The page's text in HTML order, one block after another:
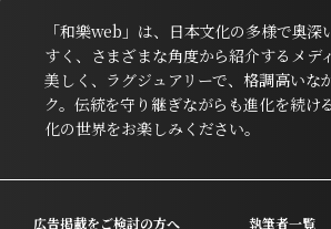
「和樂web」は、日本文化の多様で奥深
すく、さまざまな角度から紹介するメデ
美しく、ラグジュアリーで、格調高いな
ク。伝統を守り継ぎながらも進化を続け
化の世界をお楽しみください。
広告掲載をご検討の方へ 執筆者一覧